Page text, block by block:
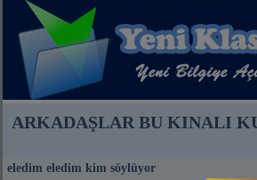
ARKADAŞLAR BU KINALI
eledim eledim kim söylüyor